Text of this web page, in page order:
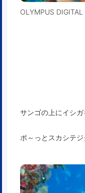
OLYMPUS DIGITAL
サンゴの上にイシガ
ポ～っとスカシテ